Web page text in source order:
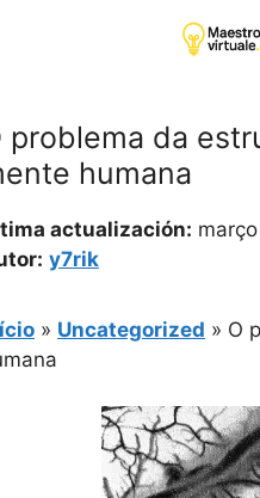
problema da
humana
actualización:
y7rik
» Uncategorized » O